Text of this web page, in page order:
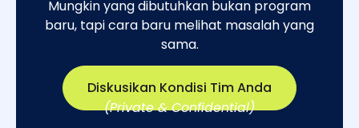
Mungkin yang dibutuhkan bukan program
baru, tapi cara baru melihat masalah yang
sama.​
Diskusikan Kondisi Tim Anda
(Private & Confidential)